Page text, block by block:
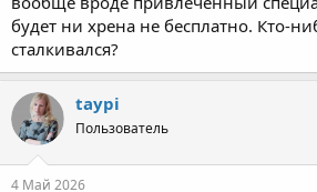
будет ни хрена не бесплатно. Кто-
сталкивался?
taypi
Пользователь
4 Май 2026